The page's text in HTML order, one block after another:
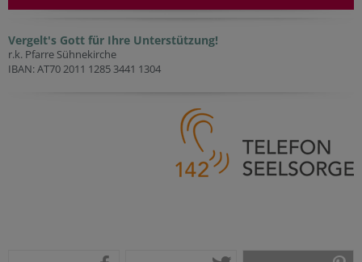
Vergelt's Gott für Ihre Unterstützung!
r.k. Pfarre Sühnekirche
IBAN: AT70 2011 1285 3441 1304